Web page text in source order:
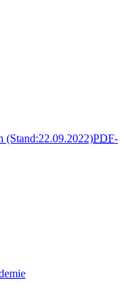
(Stand:22.09.2022)PDF-